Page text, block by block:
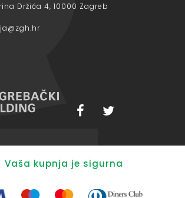
Držića 4, 10000 Zagreb
Vaša kupnja je sigurna